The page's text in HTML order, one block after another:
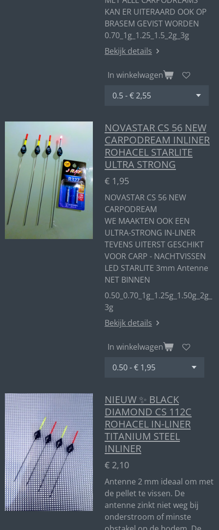
KAN ER UITERAARD OOK OP
BRASEM GEVIST WORDEN
0.70_1g_1.25_1.5_2g_3g
Bekijk details
In winkelwagen
NOVASTAR CS 56 NEW
CARPODREAM INLINER
ROHACEL STARLITE
ULTRA STRONG
€ 1,95
NOVASTAR CS 56 NEW
CARPODREAM
WE MAAKTEN OOK EEN
ULTRA-STRONG IN-LINER
TEVENS UITERST GESCHIKT
VOOR CARP - NACHTVISSEN
LED STARLITE 3mm Antenne
NET BINNEN
0.50_0.70_1g_1.25g_1.50g_2g_
3g
Bekijk details
In winkelwagen
NIEUW ✨ BLACK
DIAMOND CS 112C
ROHACEL IN-LINER
TITANIUM STEEL
INLINER
€ 2,10
Antenne 2 mm ideaal om met
de pellet te vissen. De
antenne zinkt niet weg bij
onderstroom of minste